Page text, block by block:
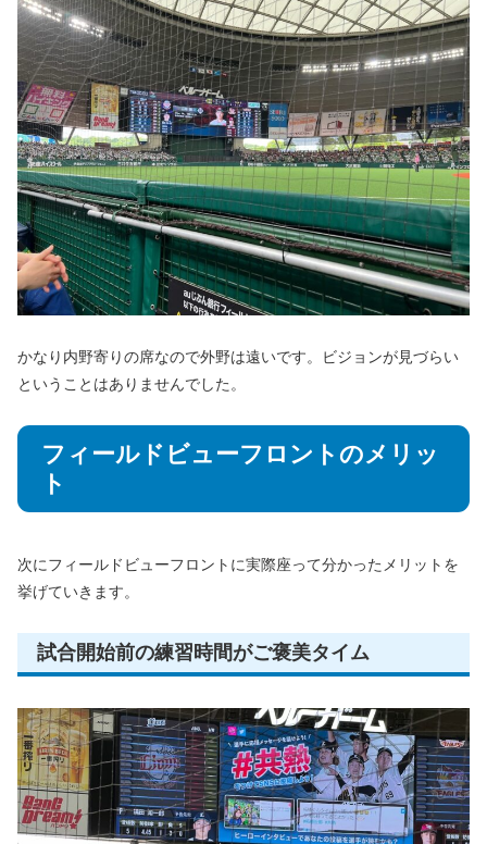
かなり内野寄りの席なので外野は遠いです。ビジョンが見づらい
ということはありませんでした。
フィールドビューフロントのメリッ
ト
次にフィールドビューフロントに実際座って分かったメリットを
挙げていきます。
試合開始前の練習時間がご褒美タイム